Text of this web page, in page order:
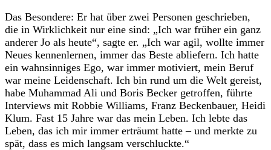
Das Besondere: Er hat über zwei Personen geschrieben,
die in Wirklichkeit nur eine sind: „Ich war früher ein ganz
anderer Jo als heute“, sagte er. „Ich war agil, wollte immer
Neues kennenlernen, immer das Beste abliefern. Ich hatte
ein wahnsinniges Ego, war immer motiviert, mein Beruf
war meine Leidenschaft. Ich bin rund um die Welt gereist,
habe Muhammad Ali und Boris Becker getroffen, führte
Interviews mit Robbie Williams, Franz Beckenbauer, Heidi
Klum. Fast 15 Jahre war das mein Leben. Ich lebte das
Leben, das ich mir immer erträumt hatte – und merkte zu
spät, dass es mich langsam verschluckte.“